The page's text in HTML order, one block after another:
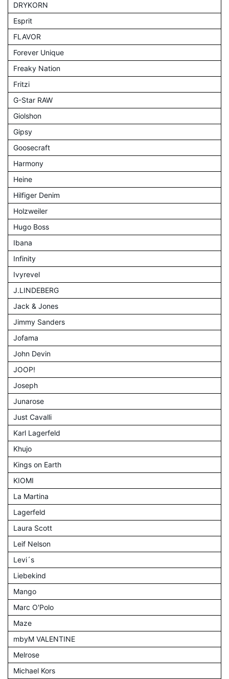
DRYKORN
Esprit
FLAVOR
Forever Unique
Freaky Nation
Fritzi
G-Star RAW
Giolshon
Gipsy
Goosecraft
Harmony
Heine
Hilfiger Denim
Holzweiler
Hugo Boss
Ibana
Infinity
Ivyrevel
J.LINDEBERG
Jack & Jones
Jimmy Sanders
Jofama
John Devin
JOOP!
Joseph
Junarose
Just Cavalli
Karl Lagerfeld
Khujo
Kings on Earth
KIOMI
La Martina
Lagerfeld
Laura Scott
Leif Nelson
Levi´s
Liebekind
Mango
Marc O'Polo
Maze
mbyM VALENTINE
Melrose
Michael Kors